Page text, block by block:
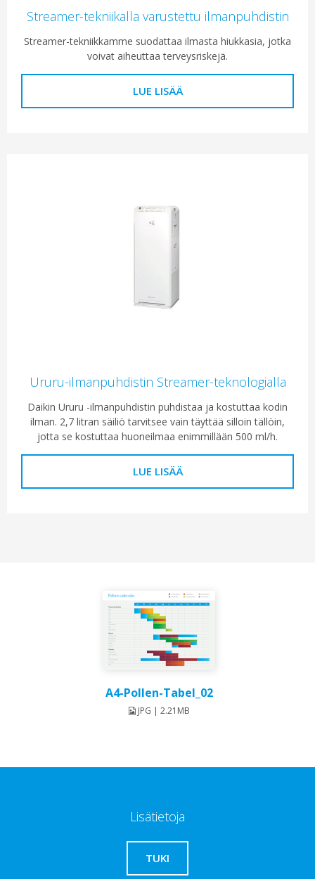
Streamer-tekniikalla varustettu ilmanpuhdistin
Streamer-tekniikkamme suodattaa ilmasta hiukkasia, jotka
voivat aiheuttaa terveysriskejä.
LUE LISÄÄ
Ururu-ilmanpuhdistin Streamer-teknologialla
Daikin Ururu -ilmanpuhdistin puhdistaa ja kostuttaa kodin
ilman. 2,7 litran säiliö tarvitsee vain täyttää silloin tällöin,
jotta se kostuttaa huoneilmaa enimmillään 500 ml/h.
LUE LISÄÄ
A4-Pollen-Tabel_02
JPG | 2.21MB
Lisätietoja
TUKI